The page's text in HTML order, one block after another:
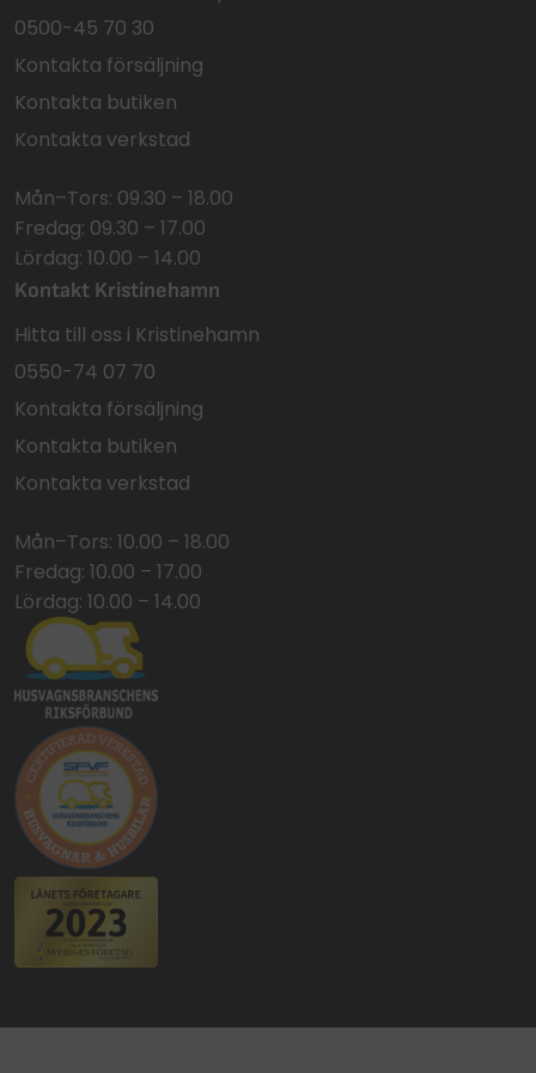
0500-45 70 30
Kontakta försäljning
Kontakta butiken
Kontakta verkstad
Mån–Tors: 09.30 – 18.00
Fredag: 09.30 – 17.00
Lördag: 10.00 – 14.00
Kontakt Kristinehamn
Hitta till oss i Kristinehamn
0550-74 07 70
Kontakta försäljning
Kontakta butiken
Kontakta verkstad
Mån–Tors: 10.00 – 18.00
Fredag: 10.00 – 17.00
Lördag: 10.00 – 14.00